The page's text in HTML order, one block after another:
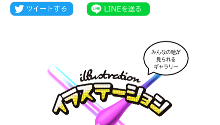
みんなとおしゃべり
みんなの絵が
見られる
ギャラリー